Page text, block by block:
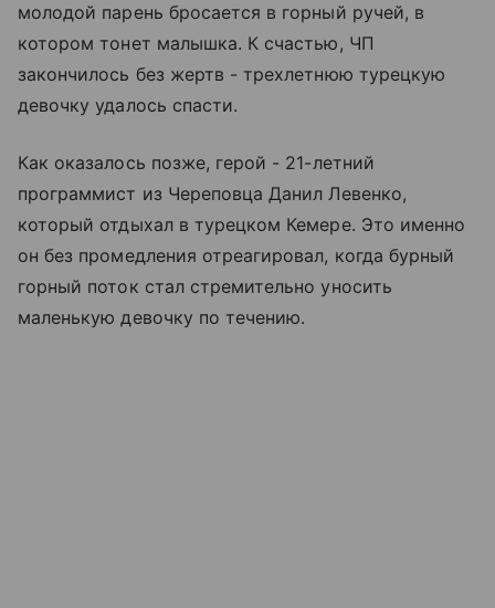
молодой парень бросается в горный ручей, в
котором тонет малышка. К счастью, ЧП
закончилось без жертв - трехлетнюю турецкую
девочку удалось спасти.
Как оказалось позже, герой - 21-летний
программист из Череповца Данил Левенко,
который отдыхал в турецком Кемере. Это именно
он без промедления отреагировал, когда бурный
горный поток стал стремительно уносить
маленькую девочку по течению.